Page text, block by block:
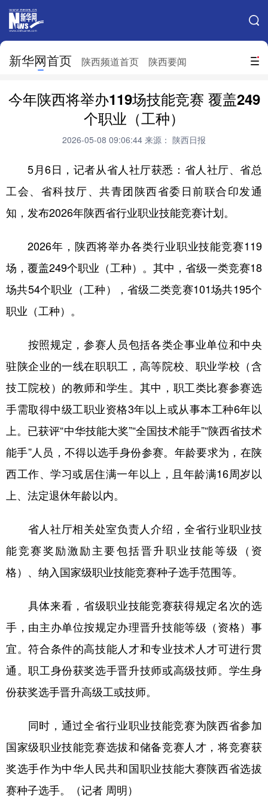
搜索
新华网首页 陕西频道首页 陕西要闻
网站地图
北京 天津 河北 山西
吉林 上海
山东 河南 湖北 湖南
广东 广西 海南 重庆
陕西 甘肃 青海 宁夏
新疆 内蒙古 黑龙江
今年陕西将举办119场技能竞赛 覆盖249
个职业（工种）
2026-05-08 09:06:44 来源： 陕西日报
5月6日，记者从省人社厅获悉：省人社厅、省总
工会、省科技厅、共青团陕西省委日前联合印发通
知，发布2026年陕西省行业职业技能竞赛计划。
2026年，陕西将举办各类行业职业技能竞赛119
场，覆盖249个职业（工种）。其中，省级一类竞赛18
场共54个职业（工种），省级二类竞赛101场共195个
职业（工种）。
按照规定，参赛人员包括各类企事业单位和中央
驻陕企业的一线在职职工，高等院校、职业学校（含
技工院校）的教师和学生。其中，职工类比赛参赛选
手需取得中级工职业资格3年以上或从事本工种6年以
上。已获评“中华技能大奖”“全国技术能手”“陕西省技术
能手”人员，不得以选手身份参赛。年龄要求为，在陕
西工作、学习或居住满一年以上，且年龄满16周岁以
上、法定退休年龄以内。
省人社厅相关处室负责人介绍，全省行业职业技
能竞赛奖励激励主要包括晋升职业技能等级（资
格）、纳入国家级职业技能竞赛种子选手范围等。
具体来看，省级职业技能竞赛获得规定名次的选
手，由主办单位按规定办理晋升技能等级（资格）事
宜。符合条件的高技能人才和专业技术人才可进行贯
通。职工身份获奖选手晋升技师或高级技师。学生身
份获奖选手晋升高级工或技师。
同时，通过全省行业职业技能竞赛为陕西省参加
国家级职业技能竞赛选拔和储备竞赛人才，将竞赛获
奖选手作为中华人民共和国职业技能大赛陕西省选拔
赛种子选手。（记者 周明）